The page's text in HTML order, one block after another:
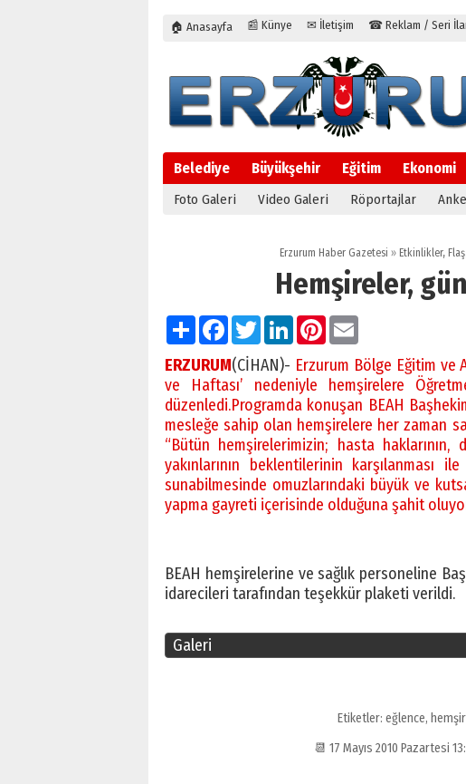
🏠 Anasayfa 📰 Künye ✉ İletişim ☎ Reklam / Seri
Belediye Büyükşehir Eğitim Ekonomi
Foto Galeri Video Galeri Röportajlar
Erzurum Haber Gazetesi » Etkinlikler, Flaş
Hemşireler,
PaylaşFacebook
TwitterLinkedInPinterest
ERZURUM(CİHAN)- Erzurum Bölge Eğitim ve
ve Haftası’ nedeniyle hemşirelere
düzenledi.Programda konuşan BEAH
mesleğe sahip olan hemşirelere her zaman
“Bütün hemşirelerimizin; hasta
yakınlarının beklentilerinin
sunabilmesinde omuzlarındaki büyük ve
yapma gayreti içerisinde olduğuna şahit
BEAH hemşirelerine ve sağlık personeline
idarecileri tarafından teşekkür plaketi verildi.
Galeri
Etiketler: eğlence,
📆 17 Mayıs 2010 Pazartesi